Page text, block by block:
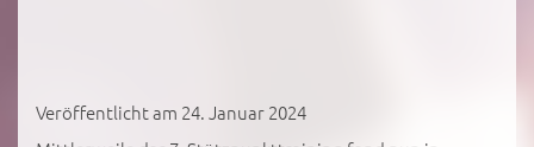
Veröffentlicht am 24. Januar 2024